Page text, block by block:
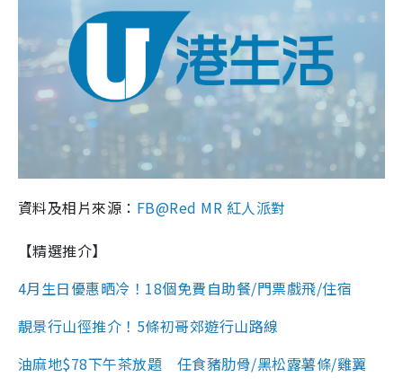
資料及相片來源： FB@Red MR 紅人派對
【精選推介】
4月生日優惠晒冷！18個免費自助餐/門票戲飛/住宿
靚景行山徑推介！5條初哥郊遊行山路線
油麻地$78下午茶放題 任食豬肋骨/黑松露薯條/雞翼